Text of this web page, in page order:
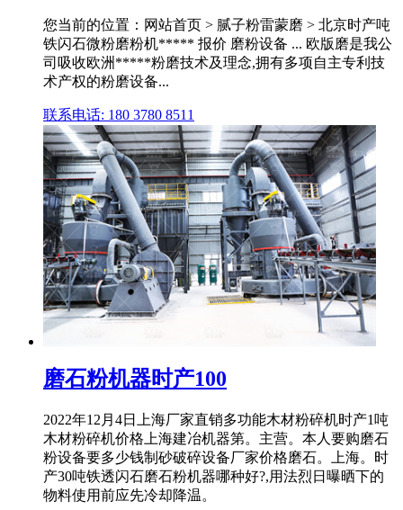
您当前的位置：网站首页 > 腻子粉雷蒙磨 > 北京时产吨
铁闪石微粉磨粉机***** 报价 磨粉设备 ... 欧版磨是我公
司吸收欧洲*****粉磨技术及理念,拥有多项自主专利技
术产权的粉磨设备...
联系电话: 180 3780 8511
磨石粉机器时产100
2022年12月4日上海厂家直销多功能木材粉碎机时产1吨
木材粉碎机价格上海建冶机器第。主营。本人要购磨石
粉设备要多少钱制砂破碎设备厂家价格磨石。上海。时
产30吨铁透闪石磨石粉机器哪种好?,用法烈日曝晒下的
物料使用前应先冷却降温。